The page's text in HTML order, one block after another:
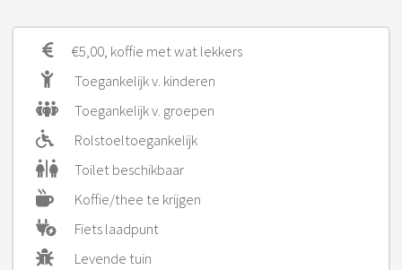
€5,00, koffie met wat lekkers
Toegankelijk v. kinderen
Toegankelijk v. groepen
Rolstoeltoegankelijk
Toilet beschikbaar
Koffie/thee te krijgen
Fiets laadpunt
Levende tuin